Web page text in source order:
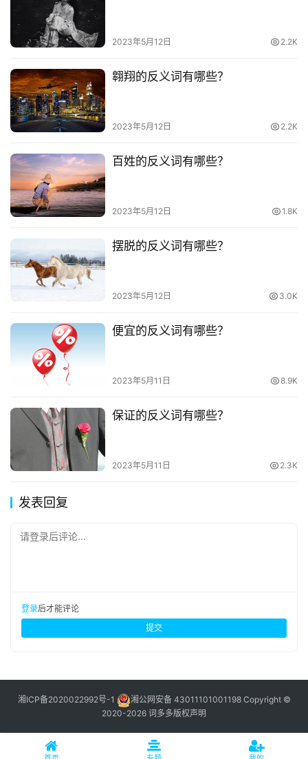
2023年5月12日 2.2K
翱翔的反义词有哪些？
2023年5月12日 2.2K
百姓的反义词有哪些？
2023年5月12日 1.8K
摆脱的反义词有哪些？
2023年5月12日 3.0K
便宜的反义词有哪些？
2023年5月11日 8.9K
保证的反义词有哪些？
2023年5月11日 2.3K
发表回复
请登录后评论...
登录后才能评论
提交
湘ICP备2020022992号-1 湘公网安备 43011101001198Copyright ©
2020-2026 词多多版权声明